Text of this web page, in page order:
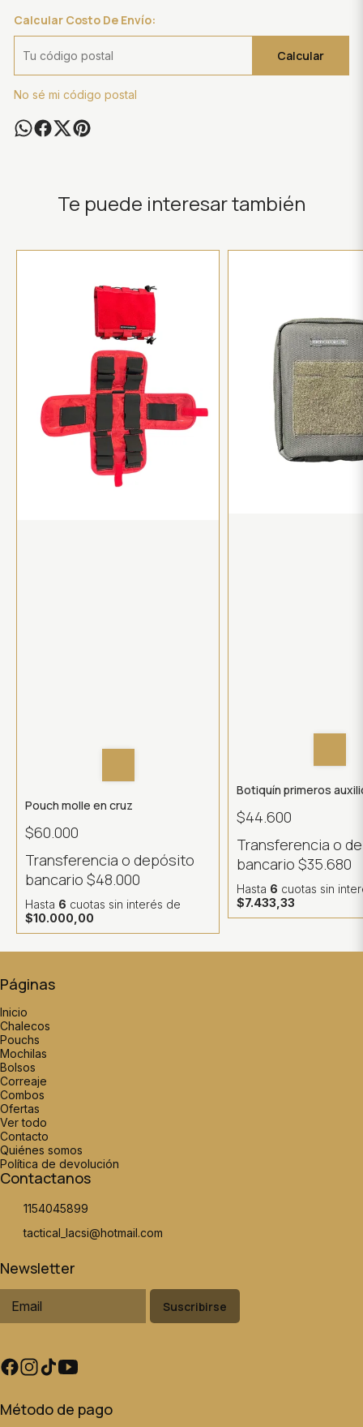
Calcular Costo De Envío:
Calcular
No sé mi código postal
Te puede interesar también
Pouch molle en cruz
$60.000
Transferencia o depósito
bancario $48.000
Hasta 6 cuotas sin interés de
$10.000,00
Botiquín primeros
$44.600
Transferencia o
bancario$35.680
Hasta 6 cuotas sin
$7.433,33
Páginas
Inicio
Chalecos
Pouchs
Mochilas
Bolsos
Correaje
Combos
Ofertas
Ver todo
Contacto
Quiénes somos
Política de devolución
Contactanos
1154045899
tactical_lacsi@hotmail.com
Newsletter
Suscribirse
Método de pago